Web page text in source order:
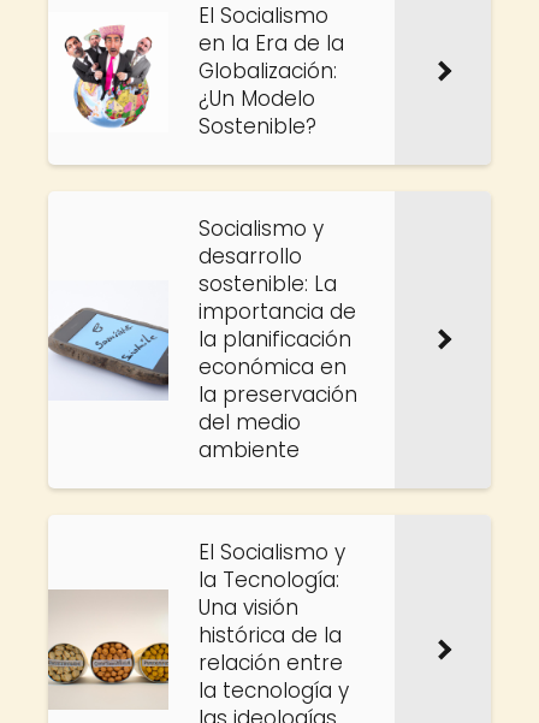
El Socialismo
en la Era de la
Globalización:
¿Un Modelo
Sostenible?
Socialismo y
desarrollo
sostenible: La
importancia de
la planificación
económica en
la preservación
del medio
ambiente
El Socialismo y
la Tecnología:
Una visión
histórica de la
relación entre
la tecnología y